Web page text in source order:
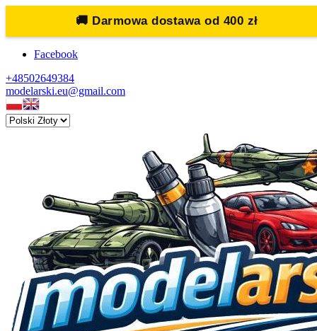
🚚 Darmowa dostawa od 400 zł
Facebook
+48502649384
modelarski.eu@gmail.com